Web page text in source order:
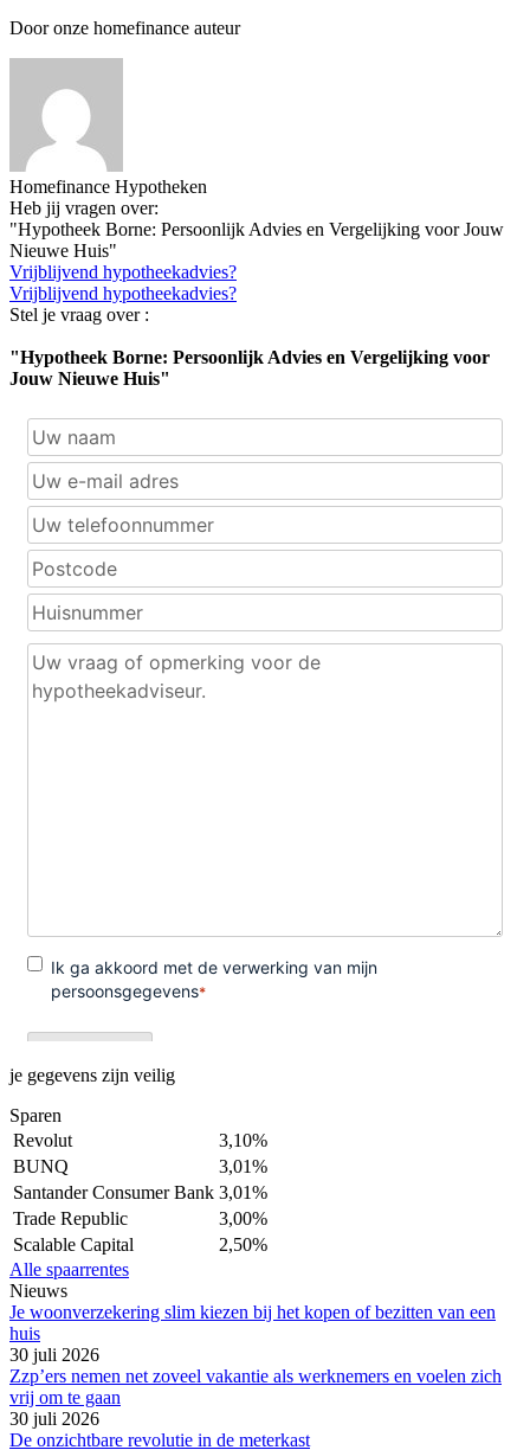
Door onze homefinance auteur
Homefinance Hypotheken
Heb jij vragen over:
"Hypotheek Borne: Persoonlijk Advies en Vergelijking voor Jouw
Nieuwe Huis"
Vrijblijvend hypotheekadvies?
Vrijblijvend hypotheekadvies?
Stel je vraag over :
"Hypotheek Borne: Persoonlijk Advies en Vergelijking voor
Jouw Nieuwe Huis"
je gegevens zijn veilig
Sparen
Revolut
3,10%
BUNQ
3,01%
Santander Consumer Bank 3,01%
Trade Republic
3,00%
Scalable Capital
2,50%
Alle spaarrentes
Nieuws
Je woonverzekering slim kiezen bij het kopen of bezitten van een
huis
30 juli 2026
Zzp’ers nemen net zoveel vakantie als werknemers en voelen zich
vrij om te gaan
30 juli 2026
De onzichtbare revolutie in de meterkast